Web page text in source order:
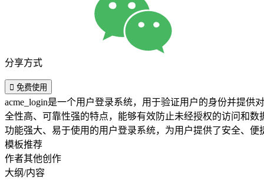
分享方式
 免费使用
acme_login是一个用户登录系统，用于验证用户的身份并提
全性高、可靠性强的特点，能够有效防止未经授权的访问和
功能强大、易于使用的用户登录系统，为用户提供了安全、便
模板推荐
作者其他创作
大纲/内容